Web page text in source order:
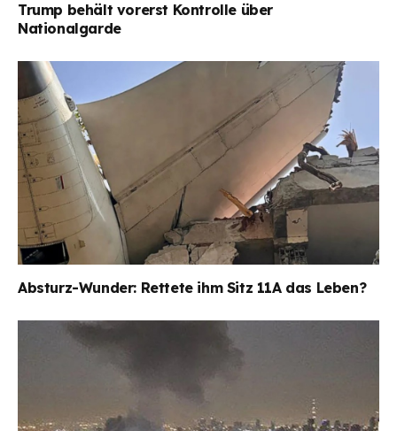
Trump behält vorerst Kontrolle über
Nationalgarde
Absturz-Wunder: Rettete ihm Sitz 11A das Leben?